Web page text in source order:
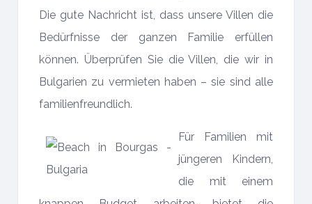
Die gute Nachricht ist, dass unsere Villen die
Bedürfnisse der ganzen Familie erfüllen
können. Überprüfen Sie die Villen, die wir in
Bulgarien zu vermieten haben – sie sind alle
familienfreundlich.
Für Familien mit
jüngeren Kindern,
die mit einem